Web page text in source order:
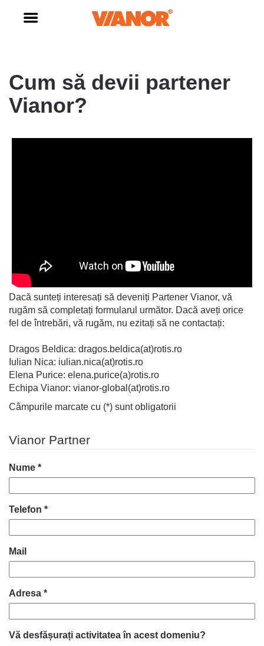
Cum să devii partener
Vianor?
Dacă sunteți interesați să deveniți Partener Vianor, vă
rugăm să completați formularul următor. Dacă aveți orice
fel de întrebări, vă rugăm, nu ezitați să ne contactați:
Dragos Beldica: dragos.beldica(at)rotis.ro
Iulian Nica: iulian.nica(at)rotis.ro
Elena Purice: elena.purice(a)rotis.ro
Echipa Vianor: vianor-global(at)rotis.ro
Câmpurile marcate cu (*) sunt obligatorii
Vianor Partner
Nume *
Telefon *
Mail
Adresa *
Vă desfășurați activitatea în acest domeniu?